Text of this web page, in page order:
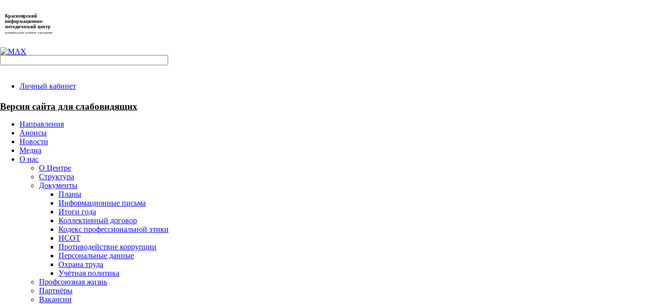
Красноярский
информационно-
методический центр
муниципальное казённое учреждение
Личный кабинет
Версия сайта для слабовидящих
Направления
Анонсы
Новости
Медиа
О нас
О Центре
Структура
Документы
Планы
Информационные письма
Итоги года
Коллективный договор
Кодекс профессиональной этики
НСОТ
Противодействие коррупции
Персональные данные
Охрана труда
Учётная политика
Профсоюзная жизнь
Партнёры
Вакансии